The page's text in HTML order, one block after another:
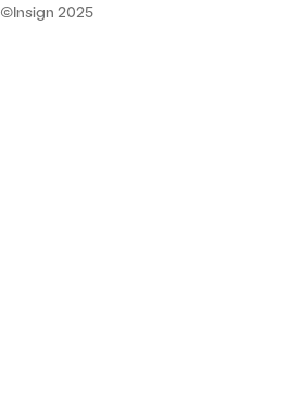
©Insign 2025